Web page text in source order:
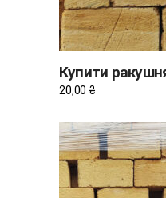
Купити
20,00 ₴